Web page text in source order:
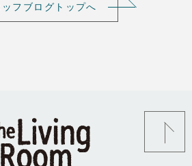
ッフブログトップへ